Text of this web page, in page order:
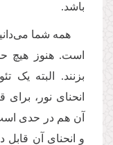
باشد.
همه شما
است. هنوز هیچ
بزنند. البته
انحنای نور،
آن هم در حدی
و انحنای آن